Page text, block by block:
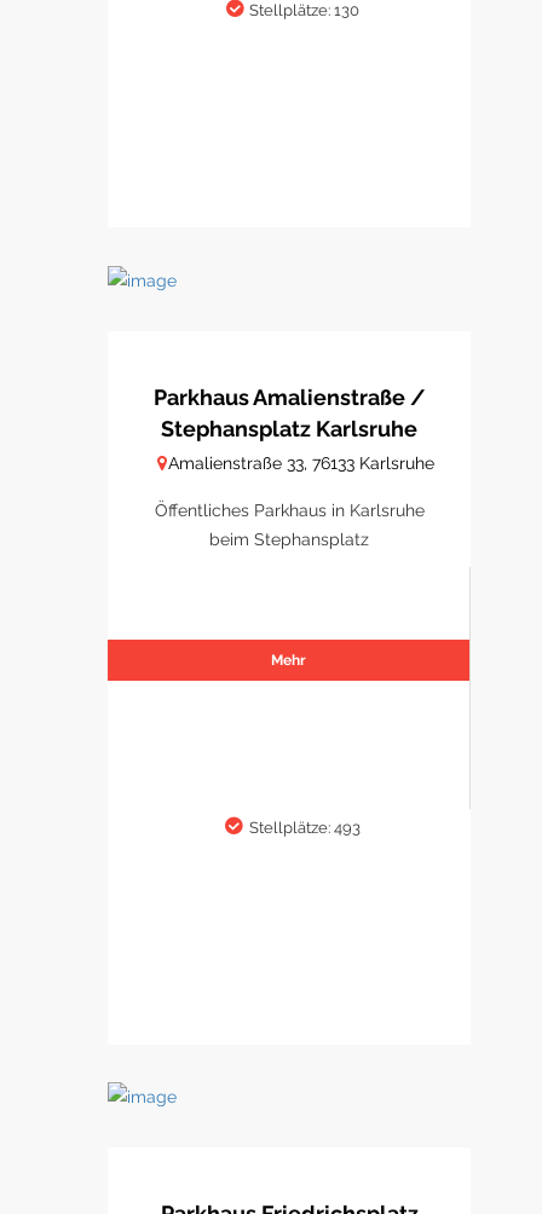
Stellplätze: 130
Parkhaus Amalienstraße /
Stephansplatz Karlsruhe
Amalienstraße 33, 76133 Karlsruhe
Öffentliches Parkhaus in Karlsruhe
beim Stephansplatz
Mehr
Stellplätze: 493